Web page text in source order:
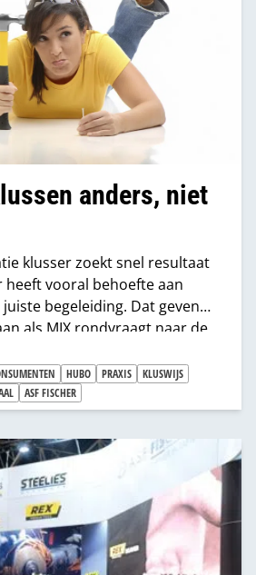
anders, niet
klusser zoekt snel resultaat
heeft vooral behoefte aan
begeleiding. Dat geven
als MIX rondvraagt naar de
HUBO PRAXIS
KLUSWIJS
ASF FISCHER